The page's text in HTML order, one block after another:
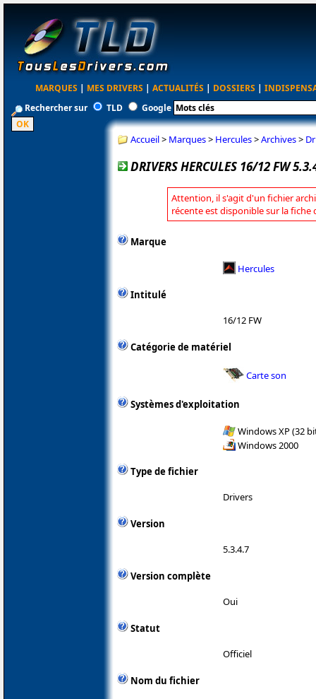
MARQUES | MES DRIVERS | ACTUALITÉS | DOSSIERS |
Rechercher sur
TLD Google
Accueil> Marques> Hercules>Archives>
DRIVERS HERCULES 16/12 FW
Attention, il s'agit d'un fichier
récente est disponible sur la fiche
Marque
Hercules
Intitulé
16/12 FW
Catégorie de matériel
Carte son
Systèmes d'exploitation
Windows XP (32
Windows 2000
Type de fichier
Drivers
Version
5.3.4.7
Version complète
Oui
Statut
Officiel
Nom du fichier